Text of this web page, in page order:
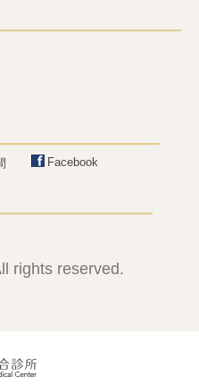
Facebook
rights reserved.